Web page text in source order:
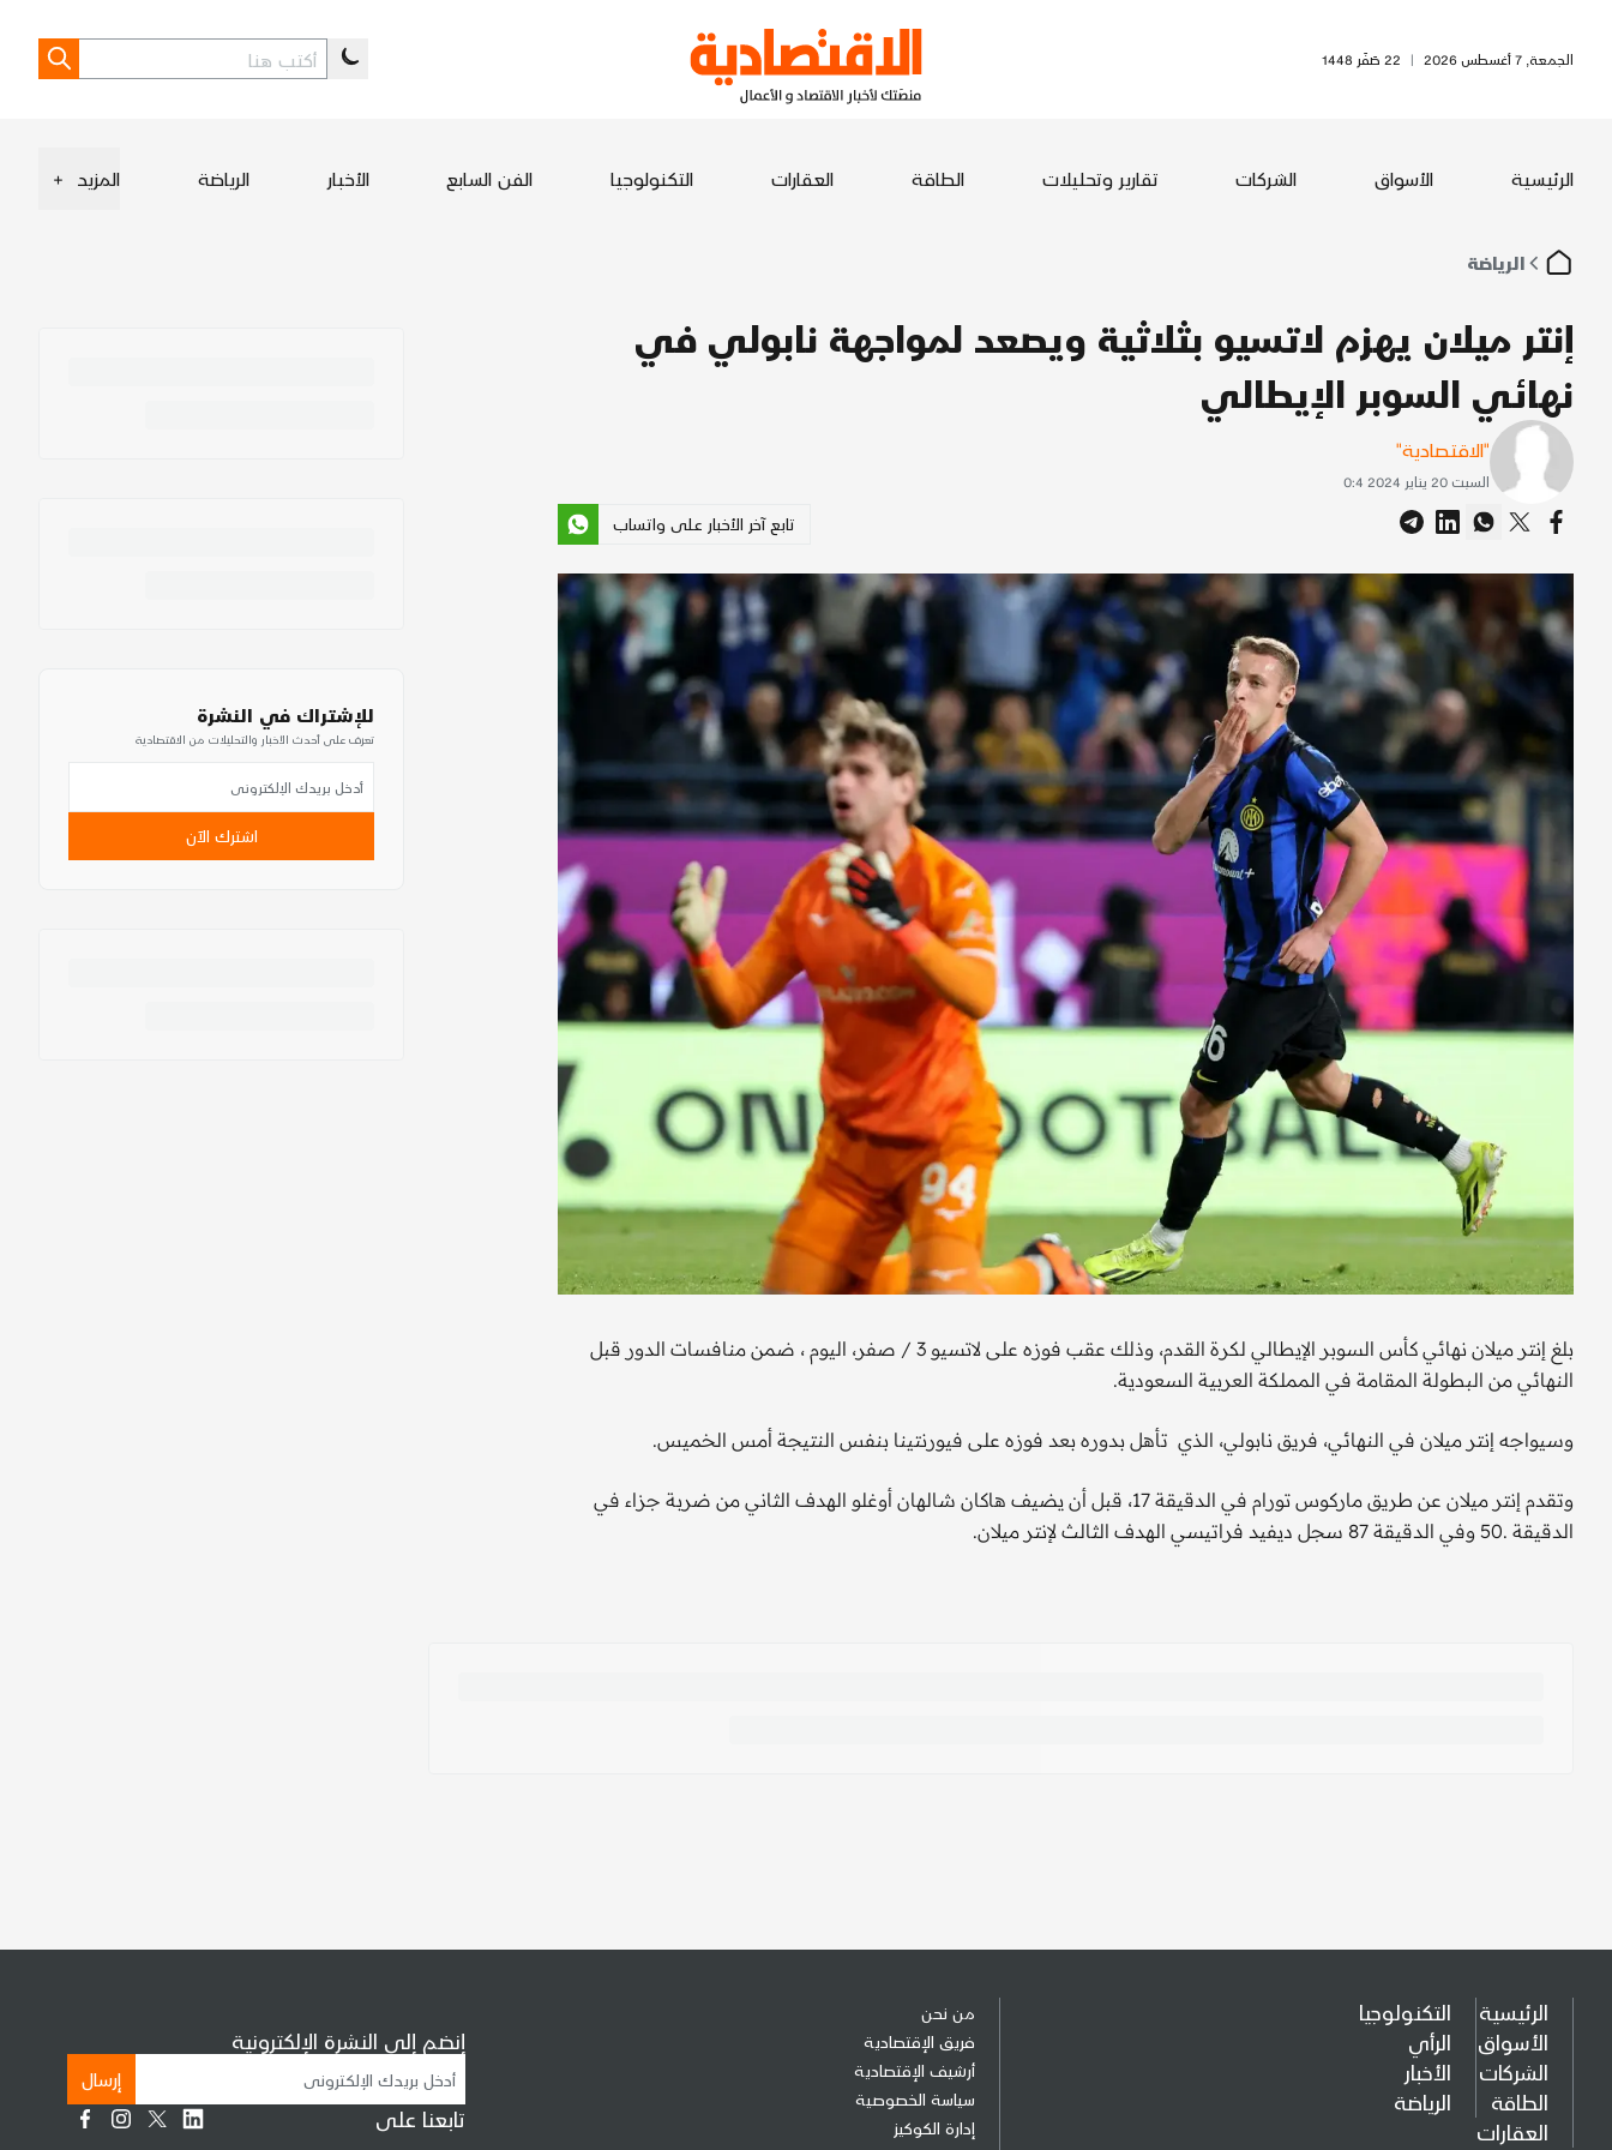
الجمعة, 7 أغسطس 2026 | 22 صَفَر 1448
الرئيسية الأسواق الشركات تقارير وتحليلات الطاقة العقارات التكنولوجيا الفن السابع الأخبار الرياضة المزيد +
الرياضة
إنتر ميلان يهزم لاتسيو بثلاثية ويصعد لمواجهة نابولي في
نهائي السوبر الإيطالي
"الاقتصادية"
السبت 20 يناير 2024 0:4
تابع آخر الأخبار على واتساب
بلغ إنتر ميلان نهائي كأس السوبر الإيطالي لكرة القدم، وذلك عقب فوزه على لاتسيو 3 / صفر، اليوم ، ضمن منافسات الدور قبل
النهائي من البطولة المقامة في المملكة العربية السعودية.
وسيواجه إنتر ميلان في النهائي، فريق نابولي، الذي تأهل بدوره بعد فوزه على فيورنتينا بنفس النتيجة أمس الخميس.
وتقدم إنتر ميلان عن طريق ماركوس تورام في الدقيقة 17، قبل أن يضيف هاكان شالهان أوغلو الهدف الثاني من ضربة جزاء في
الدقيقة .50 وفي الدقيقة 87 سجل ديفيد فراتيسي الهدف الثالث لإنتر ميلان.
للإشتراك في النشرة
تعرف على أحدث الأخبار والتحليلات من الاقتصادية
اشترك الآن
الرئيسية
الأسواق
الشركات
الطاقة
العقارات
التكنولوجيا
الرأي
الأخبار
الرياضة
من نحن
فريق الإقتصادية
أرشيف الإقتصادية
سياسة الخصوصية
إدارة الكوكيز
إنضم إلى النشرة الإلكترونية
إرسال
تابعنا على